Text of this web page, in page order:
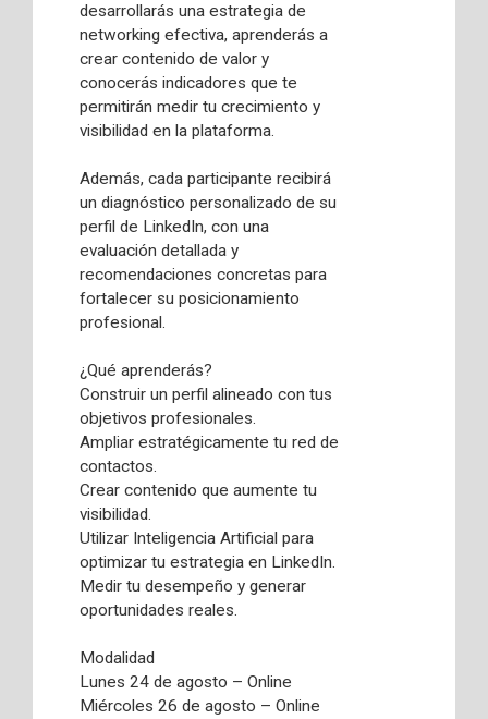
desarrollarás una estrategia de
networking efectiva, aprenderás a
crear contenido de valor y
conocerás indicadores que te
permitirán medir tu crecimiento y
visibilidad en la plataforma.
Además, cada participante recibirá
un diagnóstico personalizado de su
perfil de LinkedIn, con una
evaluación detallada y
recomendaciones concretas para
fortalecer su posicionamiento
profesional.
¿Qué aprenderás?
Construir un perfil alineado con tus
objetivos profesionales.
Ampliar estratégicamente tu red de
contactos.
Crear contenido que aumente tu
visibilidad.
Utilizar Inteligencia Artificial para
optimizar tu estrategia en LinkedIn.
Medir tu desempeño y generar
oportunidades reales.
Modalidad
Lunes 24 de agosto – Online
Miércoles 26 de agosto – Online